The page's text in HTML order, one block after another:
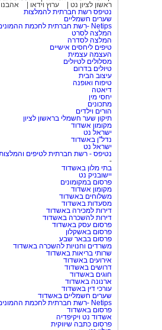
ראשון לציון נט
ערוץ וידאו
נטיפס רשת חברתית להמלצות
שערים חשמליים
Netips -רשת חברתית לחכמת ההמונים
המלצה לסרט
המלצה לסדרה
טיפים ליחסים אישיים
העצמה עצמית
מסלולים לטיולים
טיולים בדרום
עיצוב הבית
טיפוח ואופנה
דיאטה
יחסי מין
מתכונים
הורים וילדים
תיקון שער חשמלי בראשון לציון
מקומון אשדוד
ישראל נט
נדל"ן באשדוד
ישראל נט
נטיפס - רשת חברתית לטיפים
-
בתי מלון באשדוד
יישובניק נט
פרסום במקומונים
מקומון אשדוד
משלוחים באשדוד
מסעדות באשדוד
דירות למכירה באשדוד
דירות להשכרה באשדוד
פרסום עסק באשדוד
פרסום באשקלון
פרסום בבאר שבע
משרדים וחנויות להשכרה באשדוד
שרותי בריאות באשדוד
אירועים באשדוד
דרושים באשדוד
חוגים באשדוד
ארנונה באשדוד
עורכי דין באשדוד
שערים חשמליים באשדוד
Netips -רשת חברתית לחכמת ההמונים
פרסום באשדוד
אשדוד נט ויקיפדיה
פרסום כתבה שיווקית